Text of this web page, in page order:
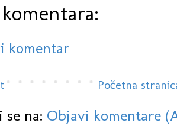
komentar
Početna
na: Objavi komentare